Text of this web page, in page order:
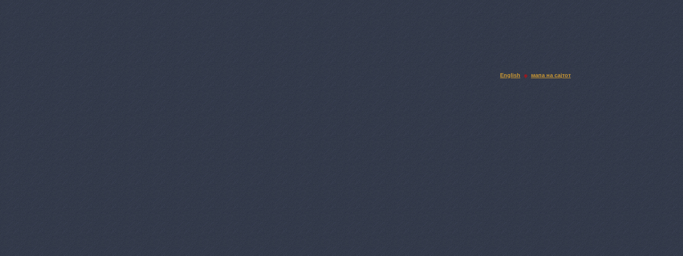
English мапа на сајтот